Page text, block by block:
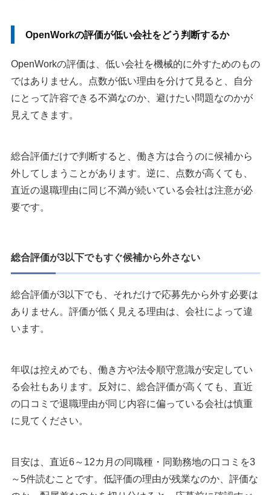
OpenWorkの評価が低い会社をどう判断するか
OpenWorkの評価は、低い会社を機械的に外すためのもの
ではありません。点数が低い理由を分けて見ると、自分
にとって許容できる不満なのか、避けたい問題なのかが
見えてきます。
総合評価だけで判断すると、働き方は合うのに候補から
外してしまうことがあります。逆に、点数が高くても、
直近の退職理由に同じ不満が続いている会社は注意が必
要です。
総合評価が3以下でもすぐ候補から外さない
総合評価が3以下でも、それだけで応募先から外す必要は
ありません。評価が低く見える理由は、会社によって違
います。
年収は控えめでも、働き方や法令順守意識が安定してい
る会社もあります。反対に、総合評価が高くても、直近
の口コミで退職理由が同じ内容に偏っている会社は慎重
に見てください。
目安は、直近6～12カ月の同職種・同勤務地の口コミを3
～5件読むことです。低評価の理由が残業なのか、評価な